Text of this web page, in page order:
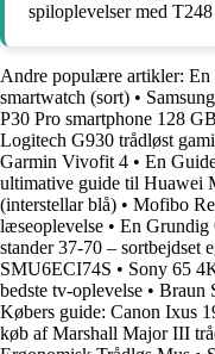
spiloplevelser med
Andre populære artikler: En
smartwatch (sort) •
P30 Pro smartphone 128
Logitech G930 trådløst
Garmin Vivofit 4 • En
ultimative guide til Huawei
(interstellar blå) • Mofibo
læseoplevelse • En
stander 37-70 – sortbejdset
SMU6ECI74S • Sony 65
bedste tv-oplevelse • Braun
Købers guide: Canon Ixus
køb af Marshall Major III